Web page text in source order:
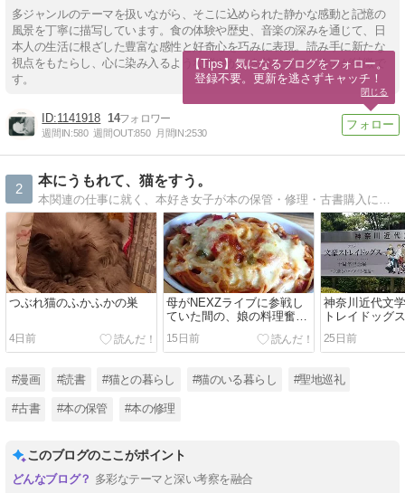
多ジャンルのテーマを扱いながら、そこに込められた静かな感動と記憶の
風景を丁寧に描写しています。食の体験や歴史、音楽の深みを通じて、日
本人の生活に根ざした豊富な感性と好奇心を巧みに表現。読み手に新たな
視点をもたらし、心に染み入るような鮮やかさを持たせているのが特徴で
す。
1141918 14
週間IN:580 週間OUT:850 月間IN:2530
2
本にうもれて、猫をすう。
本関連の仕事に就く、本好き女子が本の保管・修理・古書購入について語ったり、 実家の3匹の愛猫との暮らし・付き合い方について語ったりするブログ。 時々、自分のことを語ったりもする。
つぶれ猫のふかふかの巣
4日前
母がNEXZライブに参戦し
ていた間の、娘の料理奮闘
15日前
神奈川近代文
トレイドッグ
25日前
#漫画 #読書 #猫との暮らし #猫のいる暮らし #聖地巡礼
#古書 #本の保管 #本の修理
このブログのここがポイント
多彩なテーマと深い考察を融合
【Tips】気になるブログをフォロー。
登録不要。更新を逃さずキャッチ！
閉じる